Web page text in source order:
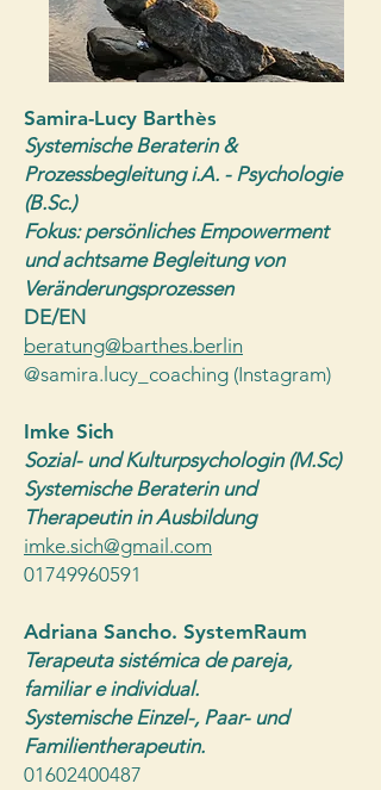
Samira-Lucy Barthès
Systemische Beraterin &
Prozessbegleitung i.A. - Psychologie
(B.Sc.)
Fokus: persönliches Empowerment
und achtsame Begleitung von
Veränderungsprozessen
DE/EN
beratung@barthes.berlin
@samira.lucy_coaching (Instagram)
Imke Sich
Sozial- und Kulturpsychologin (M.Sc)
Systemische Beraterin und
Therapeutin in Ausbildung
imke.sich@gmail.com
01749960591
Adriana Sancho. SystemRaum
Terapeuta sistémica de pareja,
familiar e individual.
Systemische Einzel-, Paar- und
Familientherapeutin.
01602400487